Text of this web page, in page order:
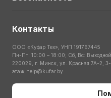
Контакты
ООО «Куфар Тех», УНП 191767445
Пн-Пт: 10:00 – 18:00; Сб, Вс: Выходной
220029, г. Минск, ул. Красная 7А-2,
этаж help@kufar.by